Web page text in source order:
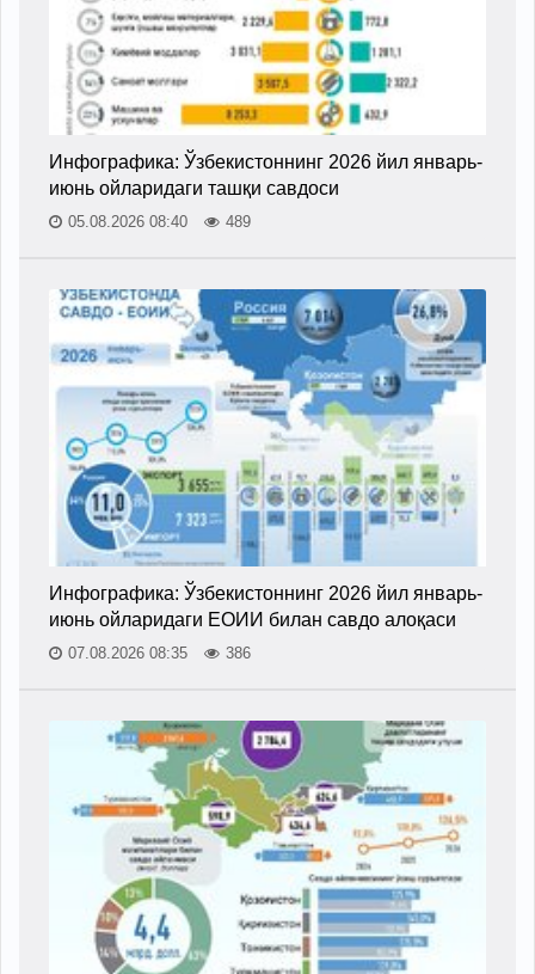
Инфографика: Ўзбекистоннинг 2026 йил январь-
июнь ойларидаги ташқи савдоси
05.08.2026 08:40 489
Инфографика: Ўзбекистоннинг 2026 йил январь-
июнь ойларидаги ЕОИИ билан савдо алоқаси
07.08.2026 08:35 386